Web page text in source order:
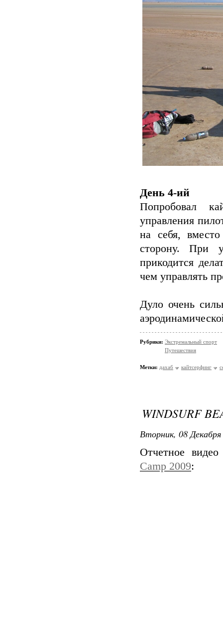
День 4-ий
Попробовал
управления
на себя,
сторону. При
прикодится
чем управлять
Дуло очень
Рубрики: Экстремальный спорт
Путешествия
Метки: дахаб кайтсерфинг
WINDSURF
Вторник, 08
Отчетное
Camp 2009: